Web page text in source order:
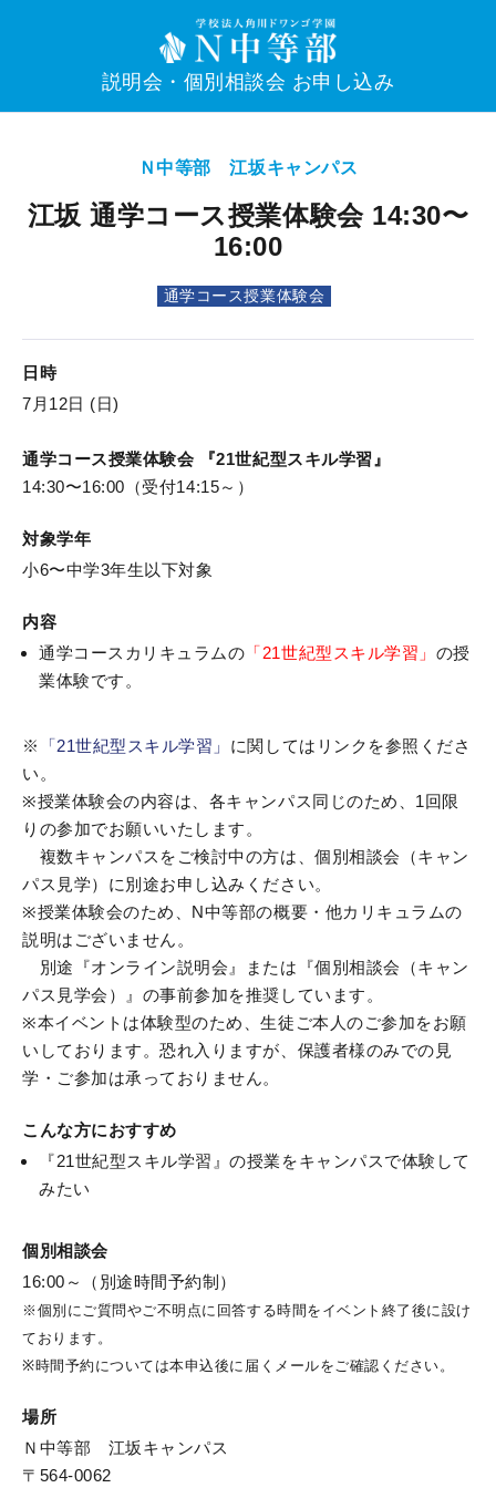
説明会・個別相談会 お申し込み
Ｎ中等部 江坂キャンパス
江坂 通学コース授業体験会 14:30〜
16:00
通学コース授業体験会
日時
7月12日 (日)
通学コース授業体験会 『21世紀型スキル学習』
14:30〜16:00（受付14:15～）
対象学年
小6〜中学3年生以下対象
内容
通学コースカリキュラムの 「21世紀型スキル学習」 の授
業体験です。
※ 「21世紀型スキル学習」 に関してはリンクを参照くださ
い。
※授業体験会の内容は、各キャンパス同じのため、1回限
りの参加でお願いいたします。
複数キャンパスをご検討中の方は、個別相談会（キャン
パス見学）に別途お申し込みください。
※授業体験会のため、N中等部の概要・他カリキュラムの
説明はございません。
別途『オンライン説明会』または『個別相談会（キャン
パス見学会）』の事前参加を推奨しています。
※本イベントは体験型のため、生徒ご本人のご参加をお願
いしております。恐れ入りますが、保護者様のみでの見
学・ご参加は承っておりません。
こんな方におすすめ
『21世紀型スキル学習』の授業をキャンパスで体験して
みたい
個別相談会
16:00～（別途時間予約制）
※個別にご質問やご不明点に回答する時間をイベント終了後に設け
ております。
※時間予約については本申込後に届くメールをご確認ください。
場所
Ｎ中等部 江坂キャンパス
〒564-0062